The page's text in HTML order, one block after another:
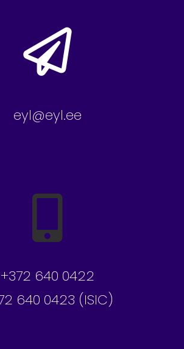
eyl@eyl.ee
+372 640 0422
640 0423 (ISIC)